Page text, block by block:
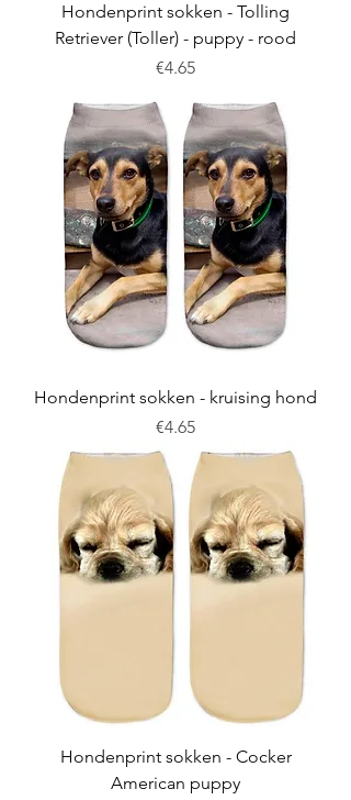
Hondenprint sokken - Tolling
Retriever (Toller) - puppy - rood
Price
€4.65
Hondenprint sokken - kruising hond
Price
€4.65
Hondenprint sokken - Cocker
American puppy